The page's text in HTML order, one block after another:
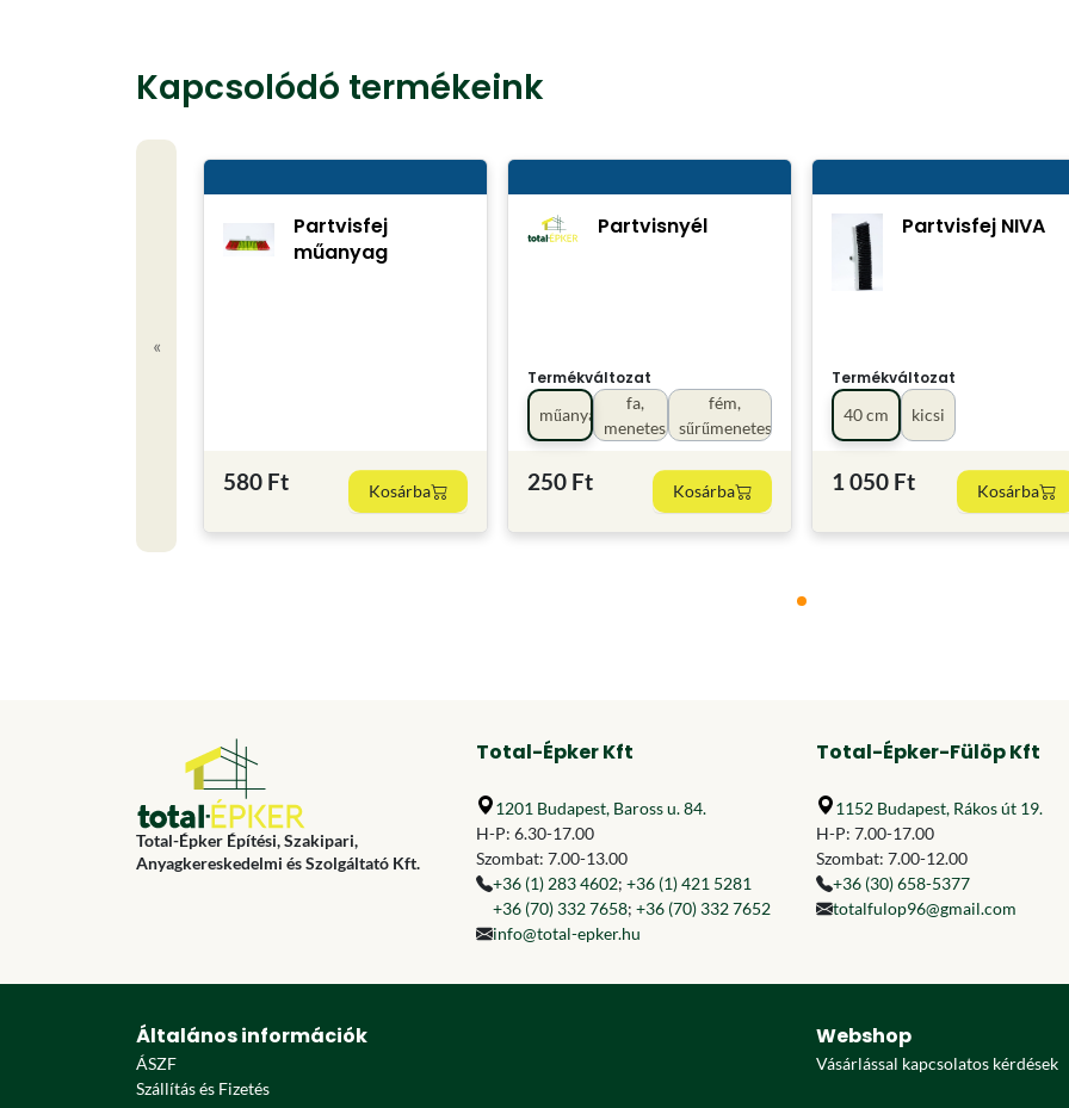
Kapcsolódó termékeink
«
Partvisfej
műanyag
580 Ft Kosárba
Partvisnyél
Termékváltozat
fa,
menetes
fém,
sűrűmenetes
műanyag
250 Ft Kosárba
Partvisfej NIVA
Termékváltozat
40 cm
kicsi
1 050 Ft Kosárba
Total-Épker Építési, Szakipari,
Anyagkereskedelmi és Szolgáltató Kft.
Total-Épker Kft
1201 Budapest, Baross u. 84.
H-P: 6.30-17.00
Szombat: 7.00-13.00
+36 (1) 283 4602; +36 (1) 421 5281
+36 (70) 332 7658; +36 (70) 332 7652
info@total-epker.hu
Total-Épker-Fülöp Kft
1152 Budapest, Rákos út 19.
H-P: 7.00-17.00
Szombat: 7.00-12.00
+36 (30) 658-5377
totalfulop96@gmail.com
Általános információk
ÁSZF
Szállítás és Fizetés
Webshop
Vásárlással kapcsolatos kérdések